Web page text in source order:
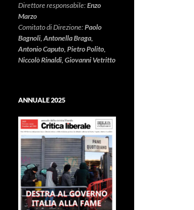
Direttore responsabile:Enzo
Marzo
Comitato di Direzione:Paolo
Bagnoli, Antonella Braga,
Antonio Caputo, Pietro Polito,
Niccolò Rinaldi, Giovanni Vetritto
ANNUALE 2025